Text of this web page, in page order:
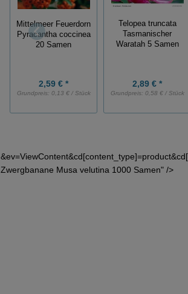
Mittelmeer Feuerdorn
Pyracantha coccinea
20 Samen
2,59 € *
Grundpreis: 0,13 € / Stück
Telopea truncata
Tasmanischer
Waratah 5 Samen
2,89 € *
Grundpreis: 0,58 € / Stück
Zwergbanane Musa velutina 1000 Samen" />